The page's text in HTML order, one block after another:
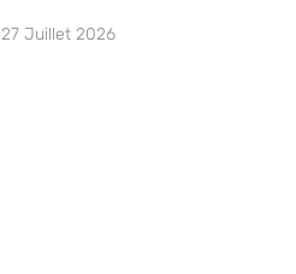
27 Juillet 2026